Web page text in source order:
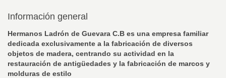
Información general
Hermanos Ladrón de Guevara C.B es una empresa familiar
dedicada exclusivamente a la fabricación de diversos
objetos de madera, centrando su actividad en la
restauración de antigüedades y la fabricación de marcos y
molduras de estilo